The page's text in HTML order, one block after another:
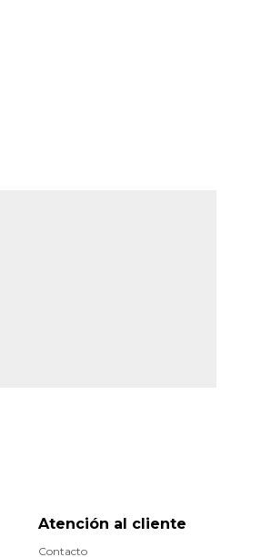
Atención al cliente
Contacto